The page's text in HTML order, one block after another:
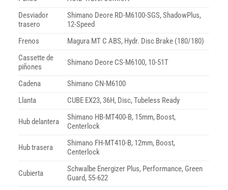
Desviador
trasero
Shimano Deore RD-M6100-SGS, ShadowPlus,
12-Speed
Frenos
Magura MT C ABS, Hydr. Disc Brake (180/180)
Cassette de
piñones
Shimano Deore CS-M6100, 10-51T
Cadena
Shimano CN-M6100
Llanta
CUBE EX23, 36H, Disc, Tubeless Ready
Hub delantera
Shimano HB-MT400-B, 15mm, Boost,
Centerlock
Hub trasera
Shimano FH-MT410-B, 12mm, Boost,
Centerlock
Cubierta
Schwalbe Energizer Plus, Performance, Green
Guard, 55-622